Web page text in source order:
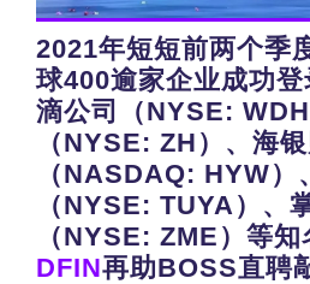
2021年短短前两个季
球400逾家企业成功
滴公司（NYSE:
（NYSE: ZH）、海
（NASDAQ: HYW）
（NYSE: TUYA）、
（NYSE: ZME）等知
DFIN再助BOSS直聘